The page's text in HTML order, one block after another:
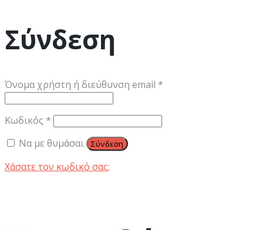
Σύνδεση
Όνομα χρήστη ή διεύθυνση email *
Κωδικός * Απαιτείται
Να με θυμάσαι
Σύνδεση
Χάσατε τον κωδικό σας;